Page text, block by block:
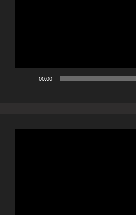
00:00